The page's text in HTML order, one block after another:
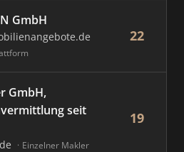
GmbH
22
GmbH,
seit
Einzelner Makler
19